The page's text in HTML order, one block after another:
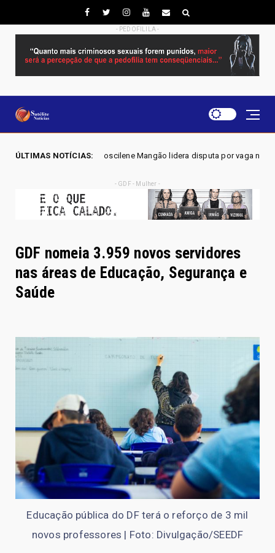
- PEDOFILILA -
ÚLTIMAS NOTÍCIAS:
- Joscilene Mangão lidera disputa por vaga na Alego em Novo Gama,
- GDF - Mulher -
GDF nomeia 3.959 novos servidores
nas áreas de Educação, Segurança e
Saúde
Educação pública do DF terá o reforço de 3 mil
novos professores | Foto: Divulgação/SEEDF